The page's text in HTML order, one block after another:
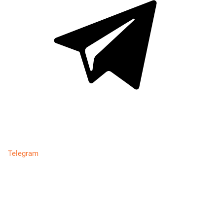
Telegram